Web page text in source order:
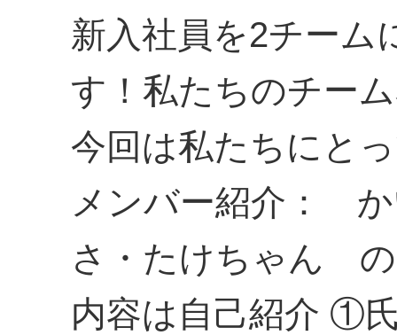
新入社員を2チーム
す！私たちのチー
今回は私たちにと
メンバー紹介：
さ・たけちゃん
内容は自己紹介 ①